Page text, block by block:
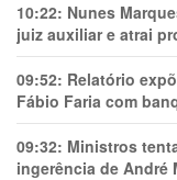
10:22: Nunes
juiz auxiliar e atrai
09:52: Relatório
Fábio Faria com
09:32: Ministros
ingerência de André